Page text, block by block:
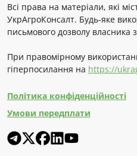
Всі права на матеріали, які
УкрАгроКонсалт. Будь-яке
письмового дозволу власника
При правомірному
гіперпосилання на https://
Політика конфіденційності
Умови передплати